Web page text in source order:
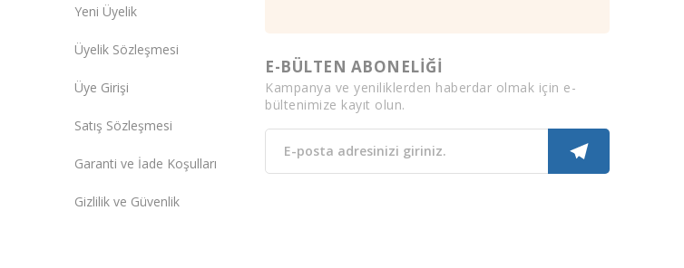
Yeni Üyelik
Üyelik Sözleşmesi
Üye Girişi
Satış Sözleşmesi
Garanti ve İade Koşulları
Gizlilik ve Güvenlik
E-BÜLTEN ABONELİĞİ
Kampanya ve yeniliklerden haberdar olmak için e-
bültenimize kayıt olun.